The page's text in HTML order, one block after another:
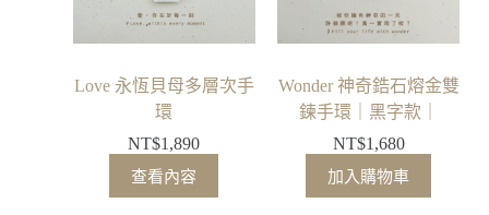
Love 永恆貝母多層次手
環
NT$1,890
查看內容
Wonder 神奇鋯石熔金雙
鍊手環｜黑字款｜
NT$1,680
加入購物車